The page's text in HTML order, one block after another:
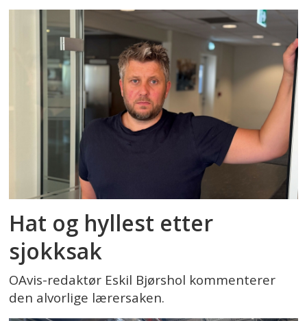
Hat og hyllest etter
sjokksak
OAvis-redaktør Eskil Bjørshol kommenterer
den alvorlige lærersaken.